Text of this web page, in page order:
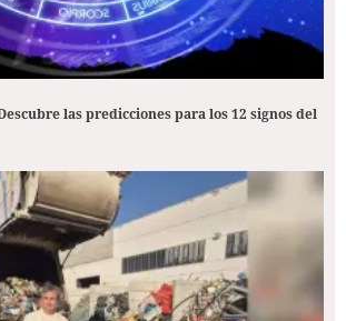
las predicciones para los 12 signos del